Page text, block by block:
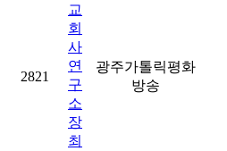
2821
교
회
사
연
구
소
장
최
광주가톨릭평화
방송